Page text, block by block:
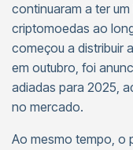
continuaram a ter
criptomoedas ao
começou a distribuir
em outubro, foi
adiadas para 2025,
no mercado.
Ao mesmo tempo, o